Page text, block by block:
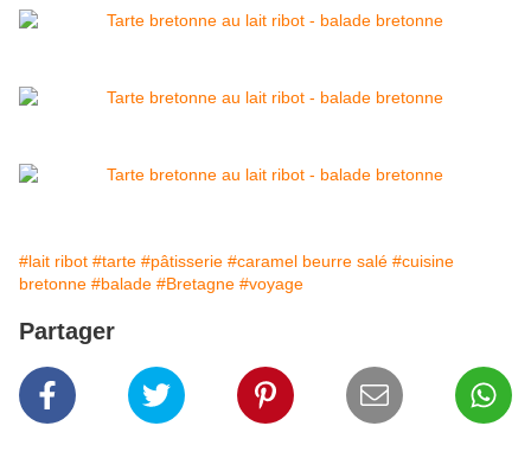
#lait ribot #tarte #pâtisserie #caramel beurre salé #cuisine
bretonne #balade #Bretagne #voyage
Partager